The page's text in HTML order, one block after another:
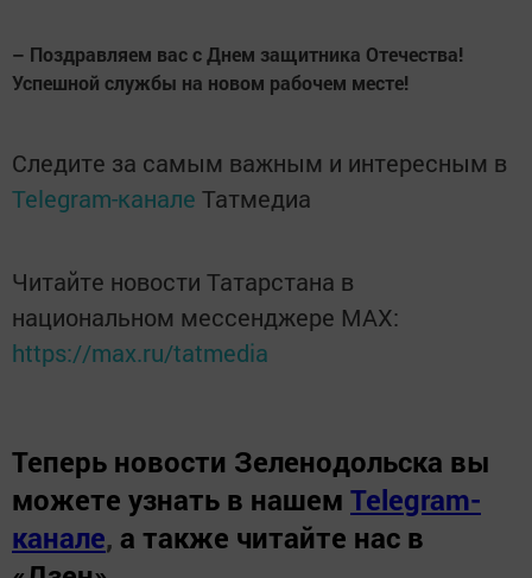
– Поздравляем вас с Днем защитника Отечества!
Успешной службы на новом рабочем месте!
Следите за самым важным и интересным в
Telegram-канале Татмедиа
Читайте новости Татарстана в
национальном мессенджере MАХ:
https://max.ru/tatmedia
Теперь новости Зеленодольска вы
можете узнать в нашем Telegram-
канале, а также читайте нас в